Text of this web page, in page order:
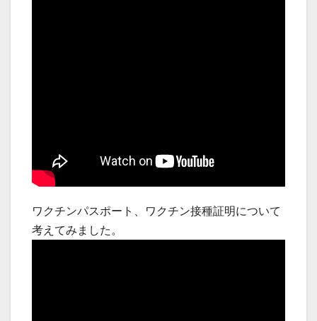
ワクチンパスポート、ワクチン接種証明について
考えてみました。